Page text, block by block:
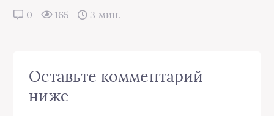
0 165 3 мин.
Оставьте комментарий
ниже